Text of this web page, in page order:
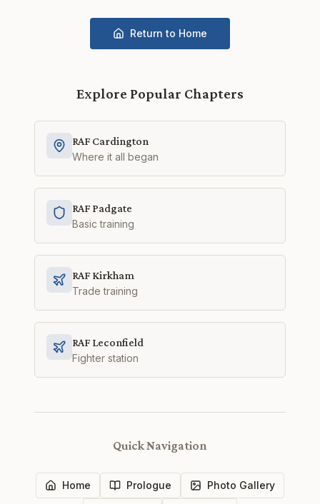
Return to Home
Explore Popular Chapters
RAF Cardington
Where it all began
RAF Padgate
Basic training
RAF Kirkham
Trade training
RAF Leconfield
Fighter station
Quick Navigation
Home Prologue Photo Gallery